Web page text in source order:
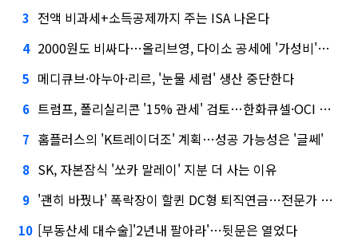
3 전액 비과세+소득공제까지 주는 ISA 나온다
4 2000원도 비싸다…올리브영, 다이소 공세에 '가성비'로 맞불
5 메디큐브·아누아·리르, '눈물 세럼' 생산 중단한다
6 트럼프, 폴리실리콘 '15% 관세' 검토…한화큐셀·OCI 영향은?
7 홈플러스의 'K트레이더조' 계획…성공 가능성은 '글쎄'
8 SK, 자본잠식 '쏘카 말레이' 지분 더 사는 이유
9 '괜히 바꿨나' 폭락장이 할퀸 DC형 퇴직연금…전문가 조언은
10 [부동산세 대수술]'2년내 팔아라'…뒷문은 열었다